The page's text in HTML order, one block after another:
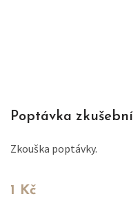
Poptávka zkušební
Zkouška poptávky.
1 Kč